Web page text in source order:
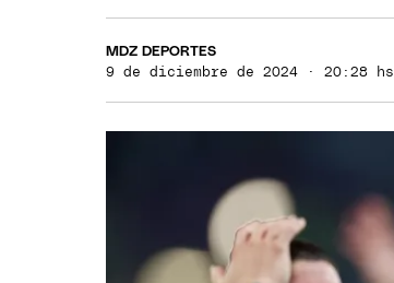
MDZ DEPORTES
9 de diciembre de 2024 · 20:28 hs